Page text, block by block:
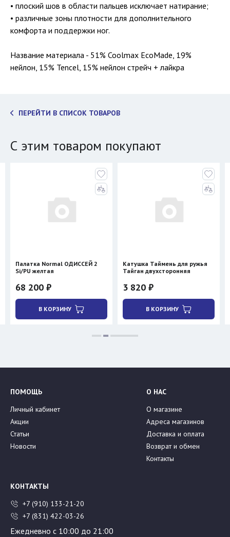
• плоский шов в области пальцев исключает натирание;
• различные зоны плотности для дополнительного
комфорта и поддержки ног.
Название материала - 51% Coolmax EcoMade, 19%
нейлон, 15% Tencel, 15% нейлон стрейч + лайкра
ПЕРЕЙТИ В СПИСОК ТОВАРОВ
С этим товаром покупают
Палатка Normal ОДИССЕЙ 2
Si/PU желтая
68 200 ₽
В КОРЗИНУ
Катушка Таймень для ружья
Тайган двухсторонняя
3 820 ₽
В КОРЗИНУ
ПОМОЩЬ
Личный кабинет
Акции
Статьи
Новости
О НАС
О магазине
Адреса магазинов
Доставка и оплата
Возврат и обмен
Контакты
КОНТАКТЫ
+7 (910) 133-21-20
+7 (831) 422-03-26
Ежедневно с 10:00 до 21:00